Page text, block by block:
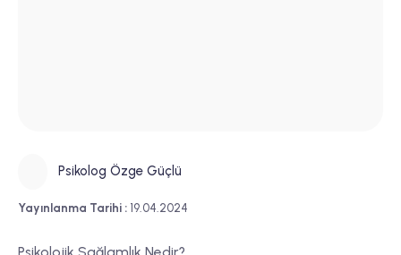
Psikolog Özge Güçlü
Yayınlanma Tarihi : 19.04.2024